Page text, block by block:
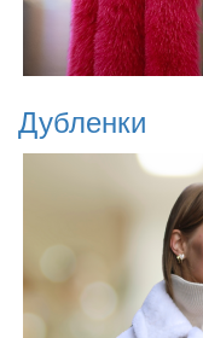
Дубленки